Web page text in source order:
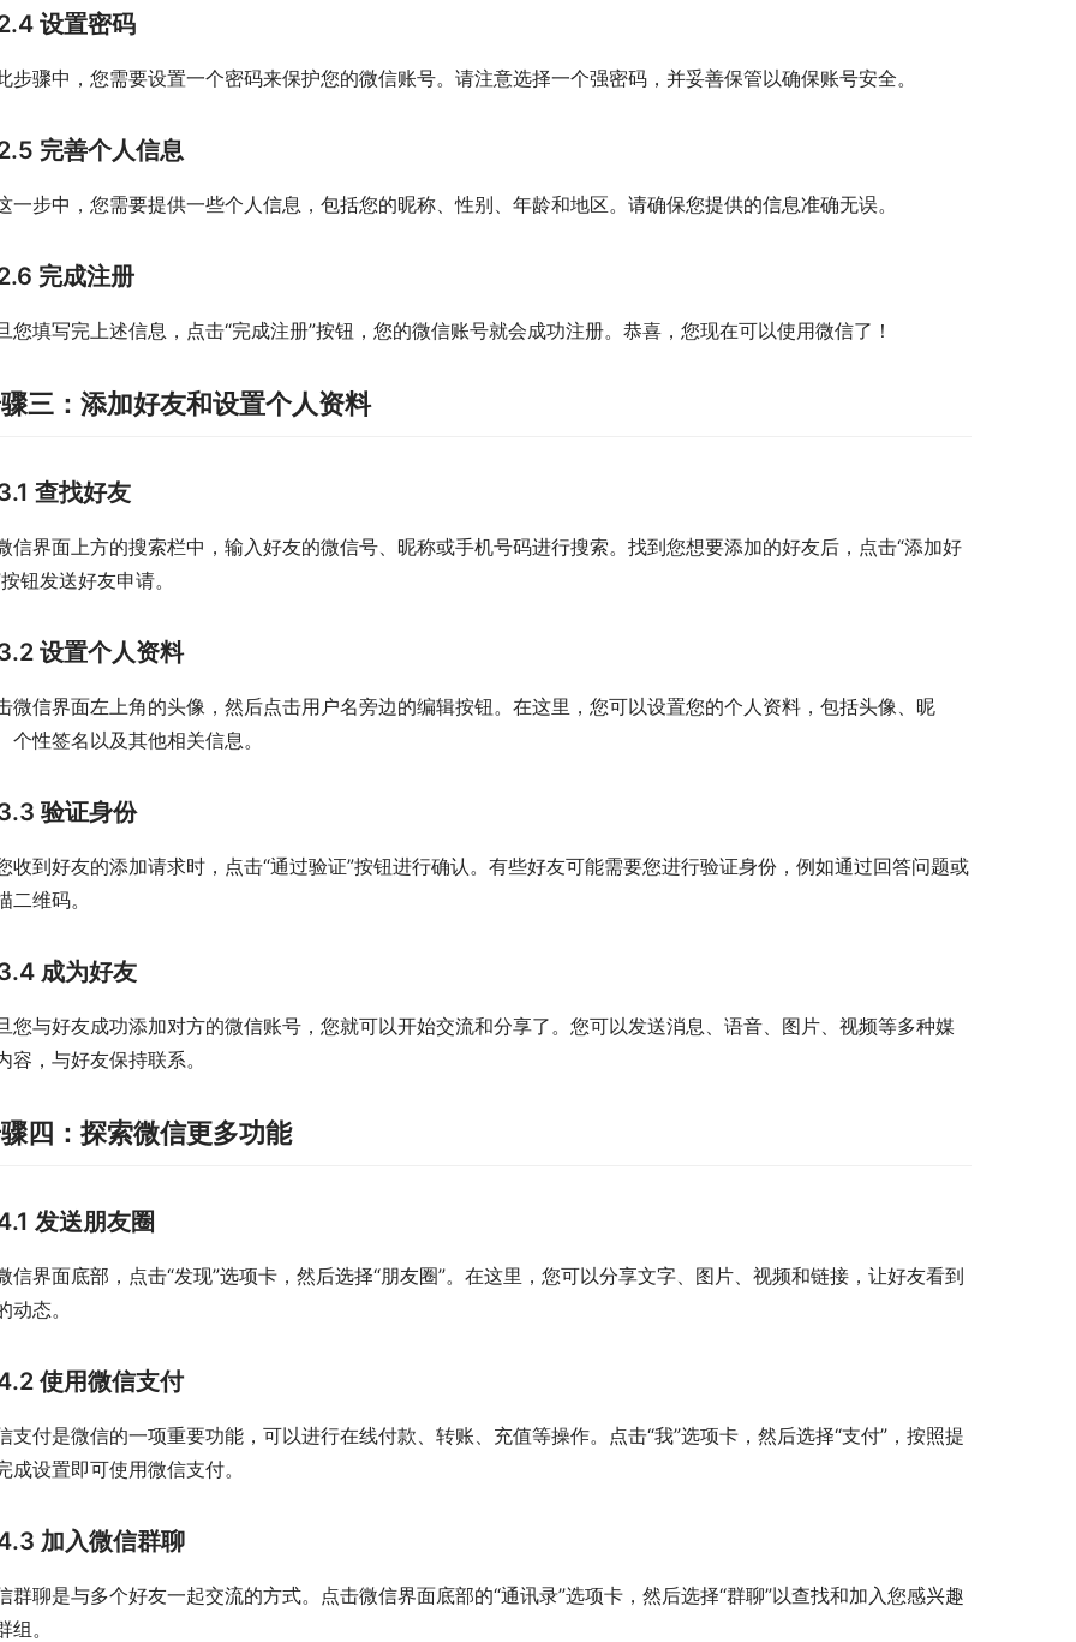
设置密码
步骤中，您需要设置一个密码来保护您的微信账号。请注意选择一个强密码，并妥善保管以确保账号安全。
完善个人信息
一步中，您需要提供一些个人信息，包括您的昵称、性别、年龄和地区。请确保您提供的信息准确无误。
完成注册
您填写完上述信息，点击“完成注册”按钮，您的微信账号就会成功注册。恭喜，您现在可以使用微信了！
三：添加好友和设置个人资料
查找好友
信界面上方的搜索栏中，输入好友的微信号、昵称或手机号码进行搜索。找到您想要添加的好友后，点击“添加好
钮发送好友申请。
设置个人资料
微信界面左上角的头像，然后点击用户名旁边的编辑按钮。在这里，您可以设置您的个人资料，包括头像、昵
个性签名以及其他相关信息。
验证身份
收到好友的添加请求时，点击“通过验证”按钮进行确认。有些好友可能需要您进行验证身份，例如通过回答问题或
二维码。
成为好友
您与好友成功添加对方的微信账号，您就可以开始交流和分享了。您可以发送消息、语音、图片、视频等多种媒
容，与好友保持联系。
四：探索微信更多功能
发送朋友圈
信界面底部，点击“发现”选项卡，然后选择“朋友圈”。在这里，您可以分享文字、图片、视频和链接，让好友看到
动态。
使用微信支付
支付是微信的一项重要功能，可以进行在线付款、转账、充值等操作。点击“我”选项卡，然后选择“支付”，按照提
成设置即可使用微信支付。
加入微信群聊
群聊是与多个好友一起交流的方式。点击微信界面底部的“通讯录”选项卡，然后选择“群聊”以查找和加入您感兴趣
组。